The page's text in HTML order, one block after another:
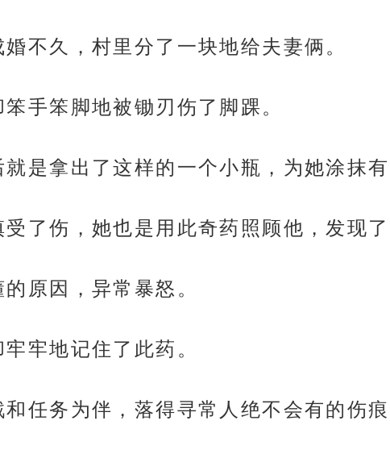
不久，村里分了一块地给夫妻俩。
手笨脚地被锄刃伤了脚踝。
就是拿出了这样的一个小瓶，为她涂
了伤，她也是用此奇药照顾他，发现
原因，异常暴怒。
牢地记住了此药。
和任务为伴，落得寻常人绝不会有的